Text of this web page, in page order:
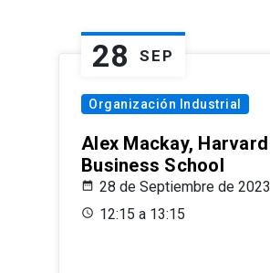
28 SEP
Organización Industrial
Alex Mackay, Harvard
Business School
28 de Septiembre de 2023
12:15 a 13:15